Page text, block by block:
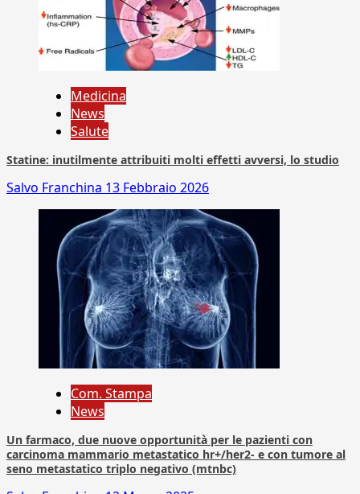
Medicina
News
Salute
Statine: inutilmente attribuiti molti effetti avversi, lo studio
Salvo Franchina 13 Febbraio 2026
Com. Stampa
News
Un farmaco, due nuove opportunità per le pazienti con
carcinoma mammario metastatico hr+/her2- e con tumore al
seno metastatico triplo negativo (mtnbc)